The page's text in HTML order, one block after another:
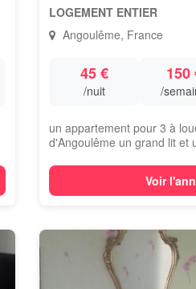
LOGEMENT ENTIER
Angoulême, France
45 €
/nuit
150
/
un appartement pour 3 à
d'Angoulême un grand lit et
Voir